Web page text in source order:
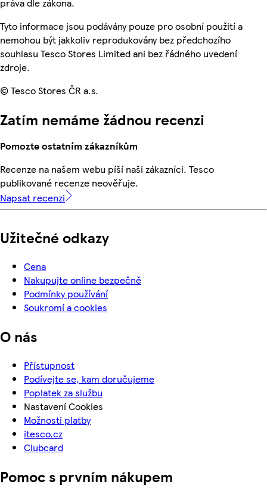
Tyto informace jsou podávány pouze pro osobní použití a
nemohou být jakkoliv reprodukovány bez předchozího
souhlasu Tesco Stores Limited ani bez řádného uvedení
zdroje.
© Tesco Stores ČR a.s.
Zatím nemáme žádnou recenzi
Pomozte ostatním zákazníkům
Recenze na našem webu píší naši zákazníci. Tesco
publikované recenze neověřuje.
Napsat recenzi
Užitečné odkazy
Cena
Nakupujte online bezpečně
Podmínky používání
Soukromí a cookies
O nás
Přístupnost
Podívejte se, kam doručujeme
Poplatek za službu
Nastavení Cookies
Možnosti platby
itesco.cz
Clubcard
Pomoc s prvním nákupem